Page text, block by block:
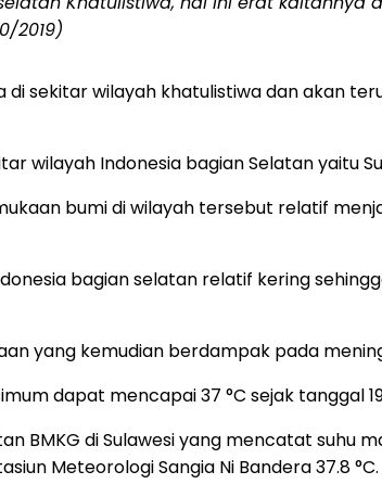
2019)
sekitar wilayah khatulistiwa dan akan
wilayah Indonesia bagian Selatan yaitu
bumi di wilayah tersebut relatif
bagian selatan relatif kering
yang kemudian berdampak pada
dapat mencapai 37 °C sejak tanggal
di Sulawesi yang mencatat suhu
Meteorologi Sangia Ni Bandera 37.8 °C.